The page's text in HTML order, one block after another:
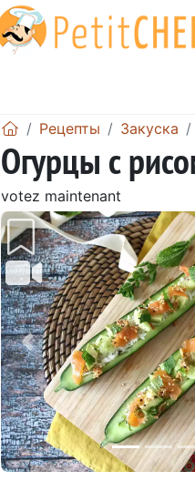
Pецепты Закуска
Огурцы с
votez maintenant
Предыдущий